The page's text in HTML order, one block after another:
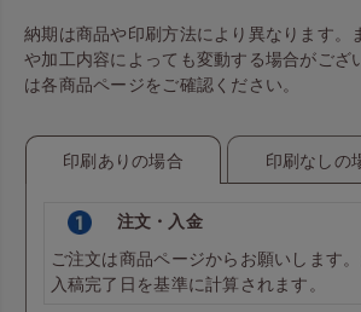
納期は商品や印刷方法により異なります。
や加工内容によっても変動する場合がござ
は各商品ページをご確認ください。
印刷ありの場合 印刷なしの
注文・入金
ご注文は商品ページからお願いします
入稿完了日を基準に計算されます。